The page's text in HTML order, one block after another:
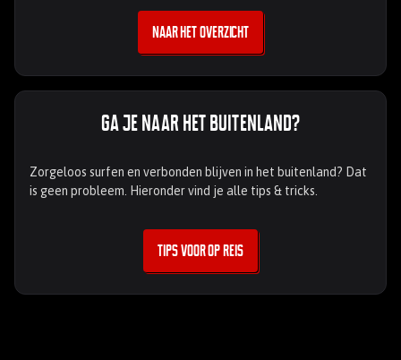
Naar het overzicht
Ga je naar het buitenland?
Zorgeloos surfen en verbonden blijven in het buitenland? Dat
is geen probleem. Hieronder vind je alle tips & tricks.
Tips voor op reis